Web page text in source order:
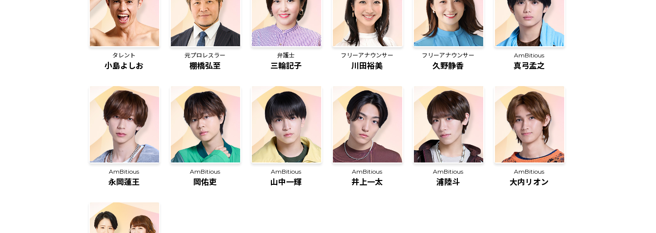
タレント
小島よしお
元プロレスラー
棚橋弘至
弁護士
三輪記子
フリーアナウンサー
川田裕美
フリーアナウンサー
久野静香
AmBitious
真弓孟之
AmBitious
永岡蓮王
AmBitious
岡佑吏
AmBitious
山中一輝
AmBitious
井上一太
AmBitious
浦陸斗
AmBitious
大内リオン